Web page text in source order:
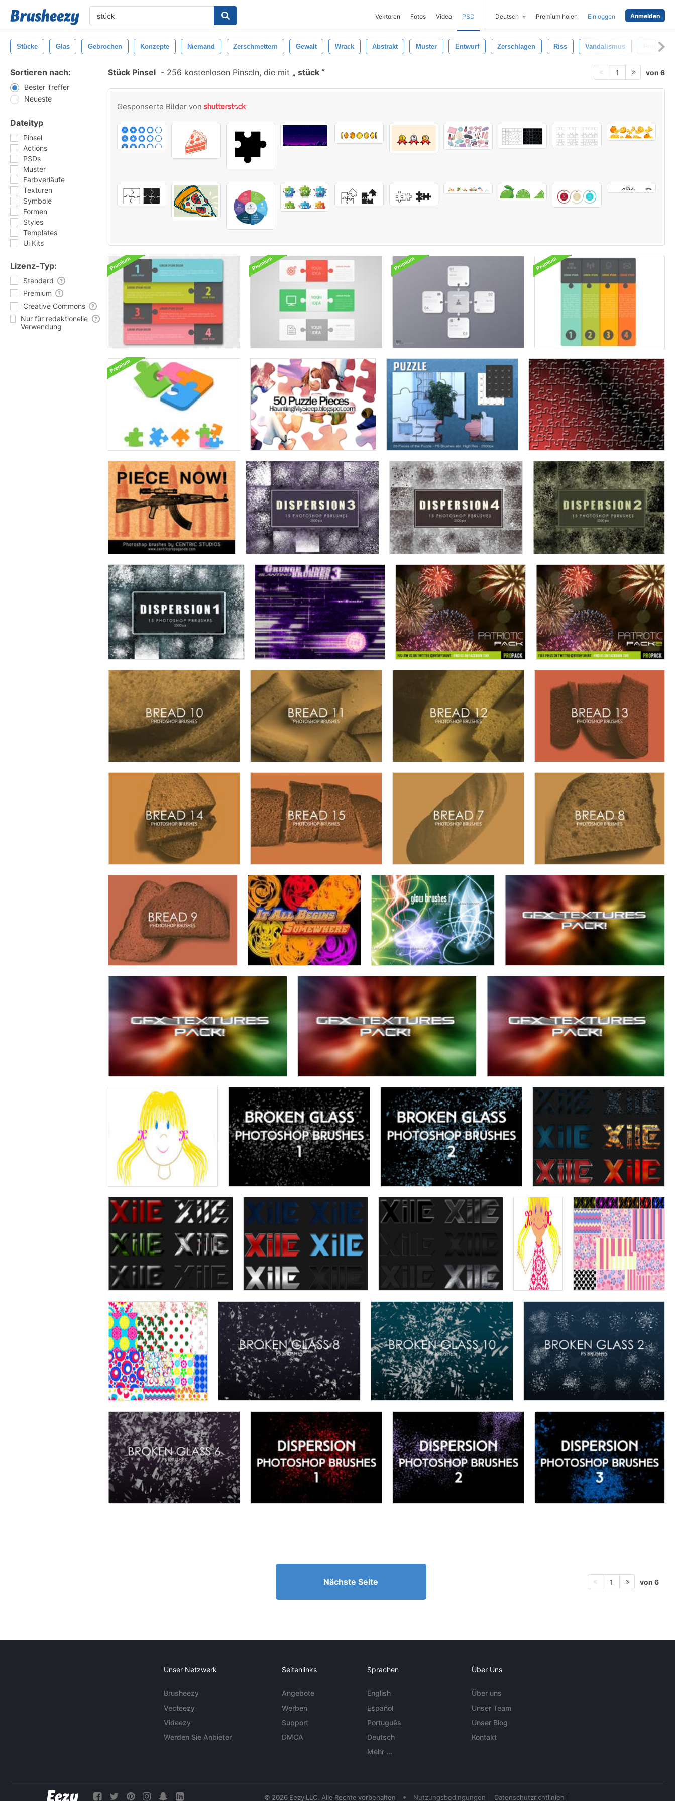
Vektoren Fotos Video PSD Deutsch Premium holen Einloggen Anmelden
Stücke Glas Gebrochen Konzepte Niemand Zerschmettern Gewalt Wrack Abstrakt Muster Entwurf Zerschlagen Riss Vandalismus Frieden
Sortieren nach:
Bester Treffer
Neueste
Dateityp
Pinsel
Actions
PSDs
Muster
Farbverläufe
Texturen
Symbole
Formen
Styles
Templates
Ui Kits
Lizenz-Typ:
Standard
Premium
Creative Commons
Nur für redaktionelle
Verwendung
Stück Pinsel - 256 kostenlosen Pinseln, die mit stück 1 von 6
Gesponserte Bilder von
Nächste Seite 1 von 6
Unser Netzwerk
Brusheezy
Vecteezy
Videezy
Werden Sie Anbieter
Seitenlinks
Angebote
Werben
Support
DMCA
Sprachen
English
Español
Português
Deutsch
Mehr ...
Über Uns
Über uns
Unser Team
Unser Blog
Kontakt
© 2026 Eezy LLC. Alle Rechte vorbehalten • Nutzungsbedingungen Datenschutzrichtlinien